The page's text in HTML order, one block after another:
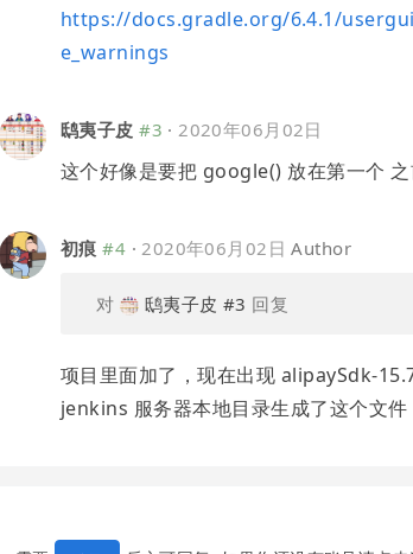
https://docs.gradle.org/6.4.1/
e_warnings
鸱夷子皮 #3 · 2020年06月02日
这个好像是要把 google() 放在第一个
初痕 #4 · 2020年06月02日 Author
对 鸱夷子皮 #3 回复
项目里面加了，现在出现 alipaySdk-
jenkins 服务器本地目录生成了这个文